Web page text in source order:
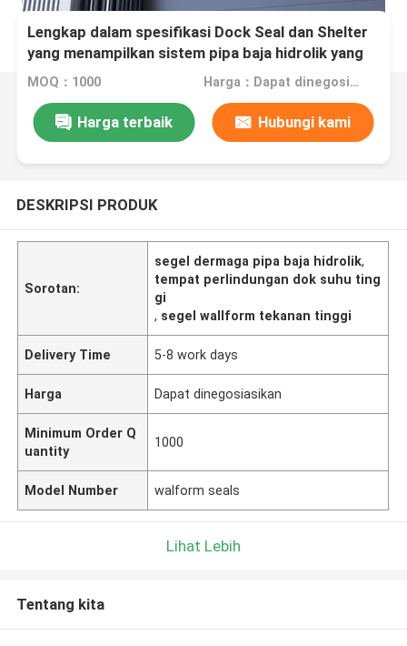
Lengkap dalam spesifikasi Dock Seal dan Shelter
yang menampilkan sistem pipa baja hidrolik yang
dirancang untuk tekanan tinggi dan suhu tinggi
MOQ：1000 Harga：Dapat dinegosiasikan
Harga terbaik Hubungi kami
DESKRIPSI PRODUK
Sorotan:
segel dermaga pipa baja hidrolik,
tempat perlindungan dok suhu ting
gi
, segel wallform tekanan tinggi
Delivery Time 5-8 work days
Harga Dapat dinegosiasikan
Minimum Order Q
uantity
1000
Model Number walform seals
Lihat Lebih
Tentang kita